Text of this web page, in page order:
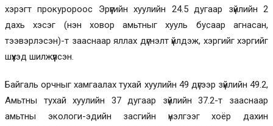
хэрэгт прокуророос Эрүүгийн хуулийн 24.5 дугаар зүйлийн 2
дахь хэсэг (нэн ховор амьтныг хууль бусаар агнасан,
тээвэрлэсэн)-т зааснаар яллах дүгнэлт үйлдэж, хэргийг хэргийг
шүүхэд шилжүүлсэн.
Байгаль орчныг хамгаалах тухай хуулийн 49 дүгээр зүйлийн 49.2,
Амьтны тухай хуулийн 37 дугаар зүйлийн 37.2-т зааснаар
амьтны экологи-эдийн засгийн үнэлгээг хоёр дахин